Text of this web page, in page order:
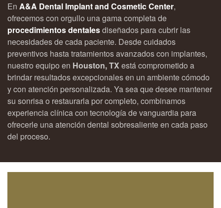
En A&A Dental Implant and Cosmetic Center,
ofrecemos con orgullo una gama completa de
procedimientos dentalesdiseñados para cubrir las
necesidades de cada paciente. Desde cuidados
preventivos hasta tratamientos avanzados con implantes,
nuestro equipo en Houston, TXestá comprometido a
brindar resultados excepcionales en un ambiente cómodo
y con atención personalizada. Ya sea que desee mantener
su sonrisa o restaurarla por completo, combinamos
experiencia clínica con tecnología de vanguardia para
ofrecerle una atención dental sobresaliente en cada paso
del proceso.